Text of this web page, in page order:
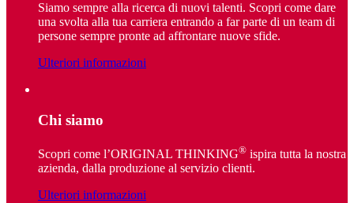
Siamo sempre alla ricerca di nuovi talenti. Scopri come dare
una svolta alla tua carriera entrando a far parte di un team di
persone sempre pronte ad affrontare nuove sfide.
Ulteriori informazioni
Chi siamo
Scopri come l’ORIGINAL THINKING® ispira tutta la nostra
azienda, dalla produzione al servizio clienti.
Ulteriori informazioni